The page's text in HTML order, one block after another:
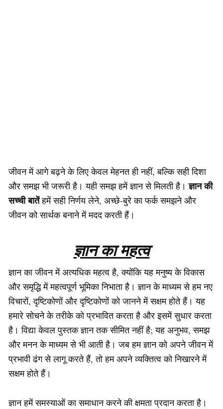
जीवन में आगे बढ़ने के लिए केवल मेहनत ही नहीं, बल्कि सही दिशा
और समझ भी जरूरी है। यही समझ हमें ज्ञान से मिलती है।ज्ञान की
सच्ची बातेंहमें सही निर्णय लेने, अच्छे-बुरे का फर्क समझने और
जीवन को सार्थक बनाने में मदद करती हैं।
ज्ञान का महत्व
ज्ञान का जीवन में अत्यधिक महत्व है, क्योंकि यह मनुष्य के विकास
और समृद्धि में महत्वपूर्ण भूमिका निभाता है। ज्ञान के माध्यम से हम नए
विचारों, दृष्टिकोणों और दृष्टिकोणों को जानने में सक्षम होते हैं। यह
हमारे सोचने के तरीके को प्रभावित करता है और इसमें सुधार करता
है। विद्या केवल पुस्तक ज्ञान तक सीमित नहीं है; यह अनुभव, समझ
और मनन के माध्यम से भी आती है। जब हम ज्ञान को अपने जीवन में
प्रभावी ढंग से लागू करते हैं, तो हम अपने व्यक्तित्व को निखारने में
सक्षम होते हैं।
ज्ञान हमें समस्याओं का समाधान करने की क्षमता प्रदान करता है।